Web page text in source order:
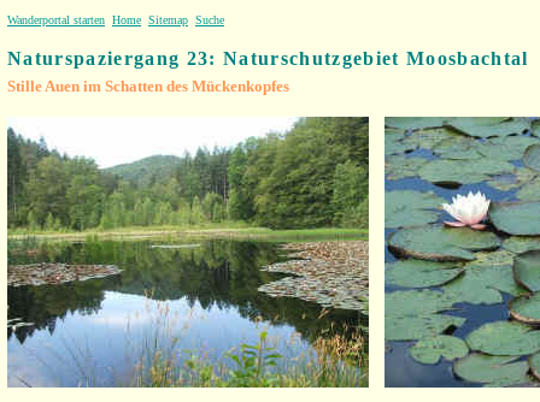
Wanderportal starten Home Sitemap Suche
Naturspaziergang 23: Naturschutzgebiet Moosbachtal
Stille Auen im Schatten des Mückenkopfes